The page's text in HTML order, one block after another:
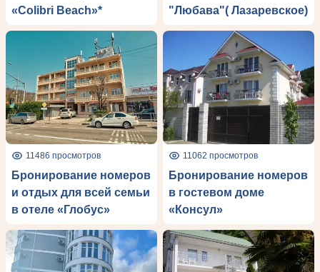
«Colibri Beach»*
"Любава"( Лазаревское)
11486 просмотров
Бронирование номеров
и отдых для всей семьи
в отеле «Глобус»
11062 просмотров
Бронирование номеров
в гостевом доме
«Консул»